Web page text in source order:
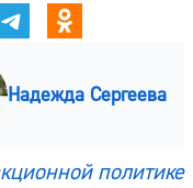
Надежда Сергеева
политике